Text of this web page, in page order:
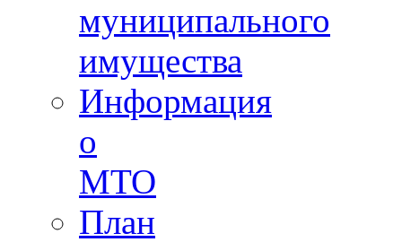
муниципального
имущества
Информация
о
МТО
План